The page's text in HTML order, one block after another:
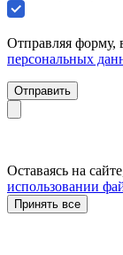
Отправляя форму,
персональных
Отправить
Оставаясь на
использовании
Принять все